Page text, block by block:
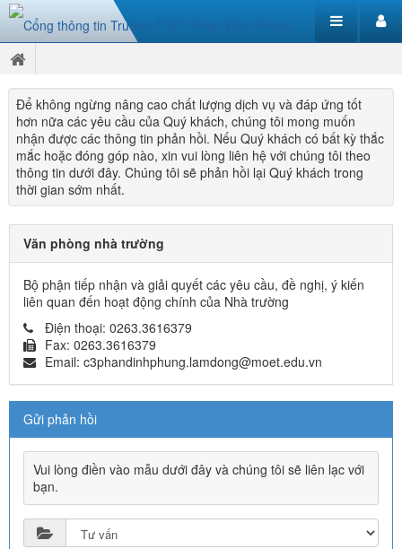
Để không ngừng nâng cao chất lượng dịch vụ và đáp ứng tốt
hơn nữa các yêu cầu của Quý khách, chúng tôi mong muốn
nhận được các thông tin phản hồi. Nếu Quý khách có bất kỳ thắc
mắc hoặc đóng góp nào, xin vui lòng liên hệ với chúng tôi theo
thông tin dưới đây. Chúng tôi sẽ phản hồi lại Quý khách trong
thời gian sớm nhất.
Văn phòng nhà trường
Bộ phận tiếp nhận và giải quyết các yêu cầu, đề nghị, ý kiến
liên quan đến hoạt động chính của Nhà trường
Điện thoại: 0263.3616379
Fax: 0263.3616379
Email: c3phandinhphung.lamdong@moet.edu.vn
Gửi phản hồi
Vui lòng điền vào mẫu dưới đây và chúng tôi sẽ liên lạc với
bạn.